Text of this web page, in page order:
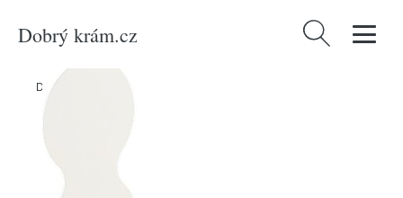
Dobrý krám.cz Vyhledávání
Domů